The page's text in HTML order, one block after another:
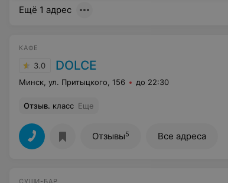
Ещё 1 адрес
КАФЕ
3.0 DOLCE
Минск, ул. Притыцкого, 156 до 22:30
Отзыв. класс Еще
Отзывы5 Все адреса
СУШИ-БАР